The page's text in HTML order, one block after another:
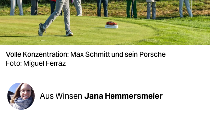
wahrheit
verlag
verlag
veranstaltungen
shop
Volle Konzentration: Max Schmitt und sein Porsche
Foto: Miguel Ferraz
Aus Winsen Jana Hemmersmeier